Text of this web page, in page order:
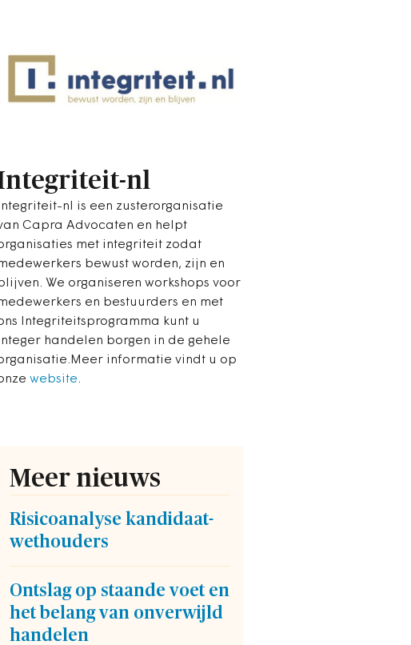
nl
Integriteit-nl is een zusterorganisatie
Capra Advocaten en helpt
met integriteit zodat
bewust worden, zijn en
We organiseren workshops voor
en bestuurders en met
Integriteitsprogramma kunt u
handelen borgen in de gehele
informatie vindt u op
website.
Meer nieuws
Risicoanalyse kandidaat-
wethouders
Ontslag op staande voet en
het belang van onverwijld
handelen